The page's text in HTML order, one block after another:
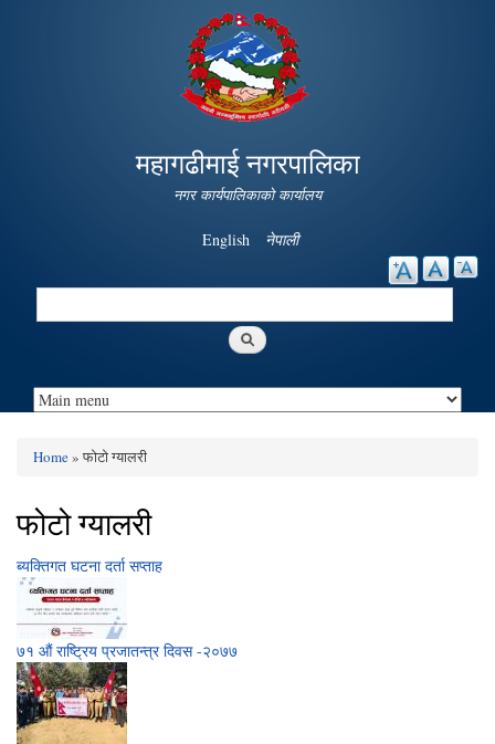
Skip to
main
content
महागढीमाई नगरपालिका
नगर कार्यपालिकाको कार्यालय
English नेपाली
Search
Home» फोटो ग्यालरी
फोटो ग्यालरी
ब्यक्तिगत घटना दर्ता सप्ताह
७१ औं राष्‍ट्रिय प्रजातन्त्र दिवस -२०७७